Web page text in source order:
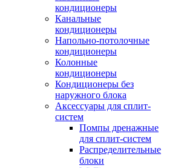
кондиционеры
Канальные
кондиционеры
Напольно-потолочные
кондиционеры
Колонные
кондиционеры
Кондиционеры без
наружного блока
Аксессуары для сплит-
систем
Помпы дренажные
для сплит-систем
Распределительные
блоки